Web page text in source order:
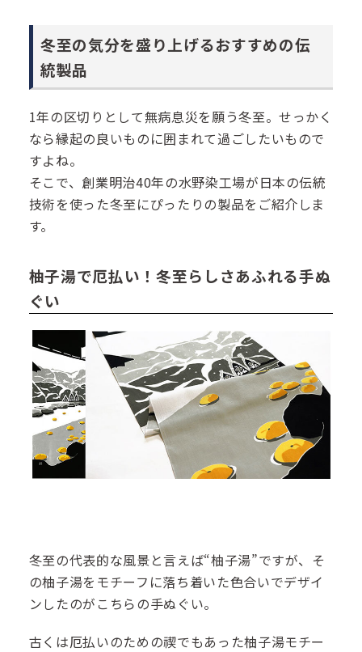
冬至の気分を盛り上げるおすすめの伝
統製品
1年の区切りとして無病息災を願う冬至。せっかく
なら縁起の良いものに囲まれて過ごしたいもので
すよね。
そこで、創業明治40年の水野染工場が日本の伝統
技術を使った冬至にぴったりの製品をご紹介しま
す。
柚子湯で厄払い！冬至らしさあふれる手ぬ
ぐい
冬至の代表的な風景と言えば“柚子湯”ですが、そ
の柚子湯をモチーフに落ち着いた色合いでデザイ
ンしたのがこちらの手ぬぐい。
古くは厄払いのための禊でもあった柚子湯モチー